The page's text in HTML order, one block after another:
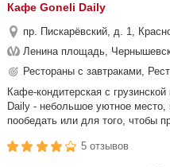
Кафе Goneli Daily
пр. Пискарёвский, д. 1,
Ленина площадь,
Рестораны с завтраками,
Кафе-кондитерская с
Daily - небольшое уютное место,
пообедать или для того, чтобы
5 отзывов